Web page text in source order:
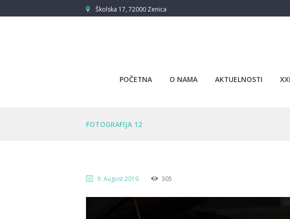
Školska 17, 72000 Zenica
POČETNA O NAMA AKTUELNOSTI
FOTOGRAFIJA 12
9. August 2019. 305